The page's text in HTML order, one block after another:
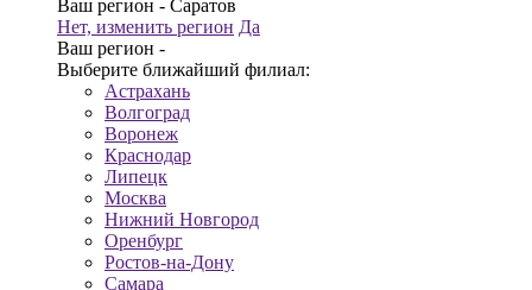
Ваш регион - Саратов
Нет, изменить регион Да
Ваш регион -
Выберите ближайший филиал:
Астрахань
Волгоград
Воронеж
Краснодар
Липецк
Москва
Нижний Новгород
Оренбург
Ростов-на-Дону
Самара